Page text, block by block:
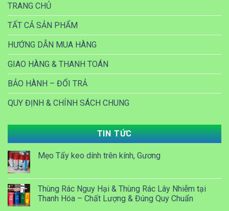
TRANG CHỦ
TẤT CẢ SẢN PHẨM
HƯỚNG DẪN MUA HÀNG
GIAO HÀNG & THANH TOÁN
BẢO HÀNH – ĐỔI TRẢ
QUY ĐỊNH & CHÍNH SÁCH CHUNG
TIN TỨC
Mẹo Tẩy keo dính trên kính, Gương
Thùng Rác Nguy Hại & Thùng Rác Lây Nhiễm tại
Thanh Hóa – Chất Lượng & Đúng Quy Chuẩn